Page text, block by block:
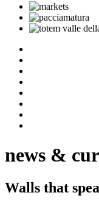
news &
Walls that